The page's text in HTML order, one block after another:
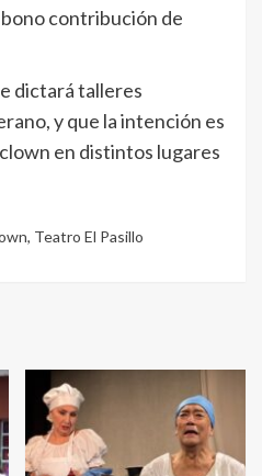
contribución de
dictará talleres
y que la intención es
en distintos lugares
, Teatro El Pasillo